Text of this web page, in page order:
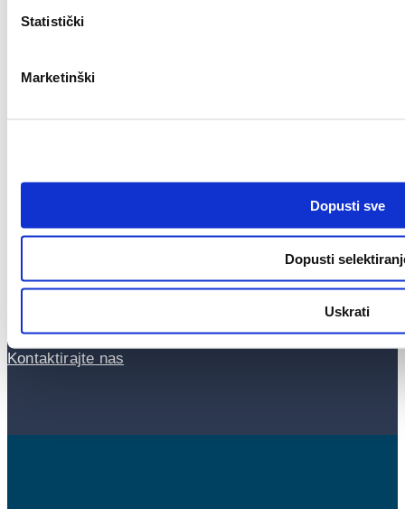
Statistički
Marketinški
Dopusti sve
Dopusti
Uskrati
5
37
Centar za korisnike
Kontaktirajte nas